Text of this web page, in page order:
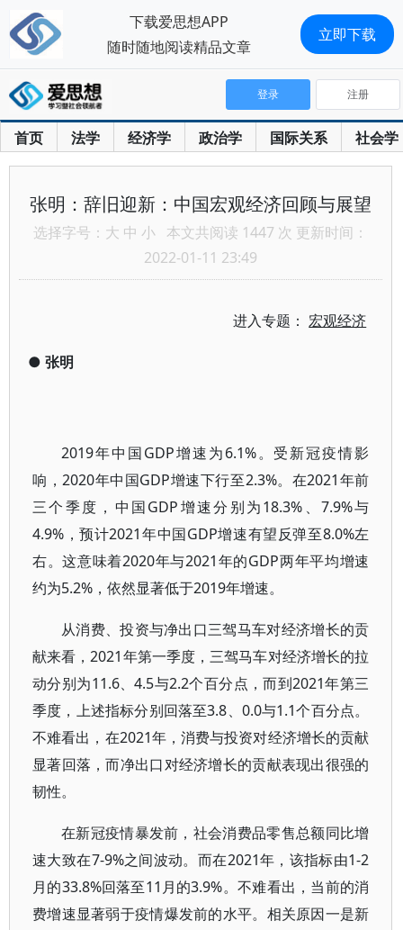
首页 法学 经济学 政治学 国际关系 社会学
登录 注册
张明：辞旧迎新：中国宏观经济回顾与展望
选择字号： 大 中 小 本文共阅读 1447 次 更新时间：
2022-01-11 23:49
进入专题：宏观经济
● 张明
2019年中国GDP增速为6.1%。受新冠疫情影
响，2020年中国GDP增速下行至2.3%。在2021年前
三个季度，中国GDP增速分别为18.3%、7.9%与
4.9%，预计2021年中国GDP增速有望反弹至8.0%左
右。这意味着2020年与2021年的GDP两年平均增速
约为5.2%，依然显著低于2019年增速。
从消费、投资与净出口三驾马车对经济增长的贡
献来看，2021年第一季度，三驾马车对经济增长的拉
动分别为11.6、4.5与2.2个百分点，而到2021年第三
季度，上述指标分别回落至3.8、0.0与1.1个百分点。
不难看出，在2021年，消费与投资对经济增长的贡献
显著回落，而净出口对经济增长的贡献表现出很强的
韧性。
在新冠疫情暴发前，社会消费品零售总额同比增
速大致在7-9%之间波动。而在2021年，该指标由1-2
月的33.8%回落至11月的3.9%。不难看出，当前的消
费增速显著弱于疫情爆发前的水平。相关原因一是新
下载爱思想APP
随时随地阅读精品文章
立即下载